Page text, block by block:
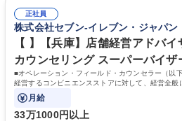
オーナー様の方針もふまえた個店カウンセリ
集職種 【★】【京都】店舗経営アドバイザ
セリング
あります。 ・ＯＦＣ職限定、エリアを限
は有り ・育児や介護等にて、転勤無しにな
短時間で働く制度 学歴・資格 学歴：大学院 大学 高専 短大 専修学校 高校
語学力： 資格：第一種運転免許普通自動車
正社員
株式会社セブン-イレブン・ジャパン
【 】【兵庫】店舗経営アドバ
カウンセリング スーパーバイザ
■オペレーション・フィールド・カウンセラー（以
経営するコンビニエンスストアに対して、経営全般
に基づく運営支援業務をお任せします。
月給
33万1000円以上